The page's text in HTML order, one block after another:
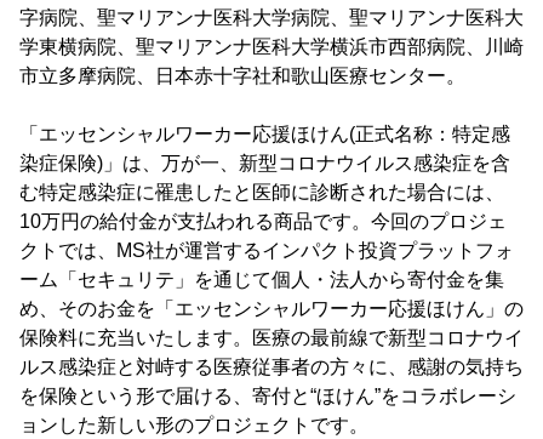
字病院、聖マリアンナ医科大学病院、聖マリアンナ医科大
学東横病院、聖マリアンナ医科大学横浜市西部病院、川崎
市立多摩病院、日本赤十字社和歌山医療センター。
「エッセンシャルワーカー応援ほけん(正式名称：特定感
染症保険)」は、万が一、新型コロナウイルス感染症を含
む特定感染症に罹患したと医師に診断された場合には、
10万円の給付金が支払われる商品です。今回のプロジェ
クトでは、MS社が運営するインパクト投資プラットフォ
ーム「セキュリテ」を通じて個人・法人から寄付金を集
め、そのお金を「エッセンシャルワーカー応援ほけん」の
保険料に充当いたします。医療の最前線で新型コロナウイ
ルス感染症と対峙する医療従事者の方々に、感謝の気持ち
を保険という形で届ける、寄付と“ほけん”をコラボレーシ
ョンした新しい形のプロジェクトです。